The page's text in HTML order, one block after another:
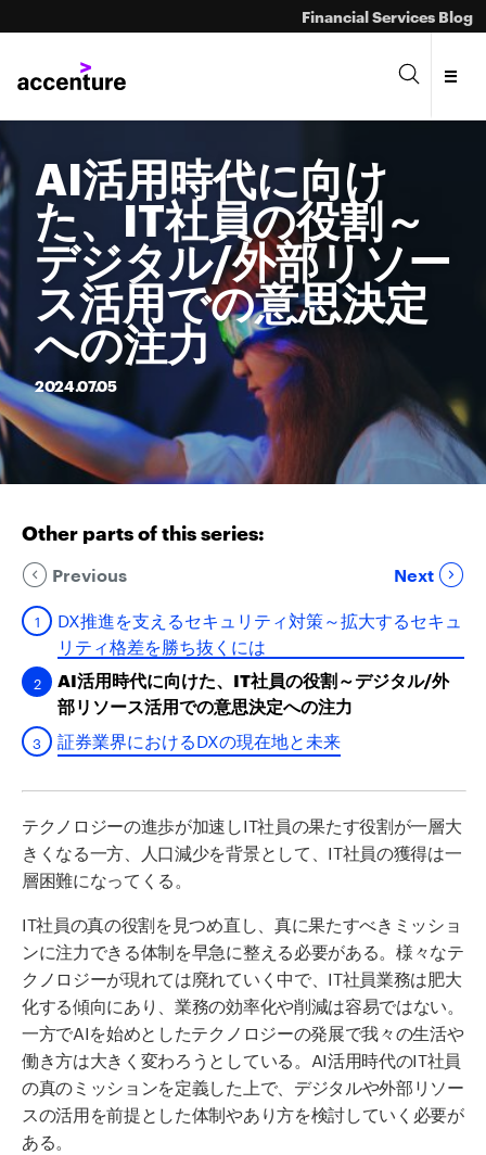
Financial Services Blog
AI活用時代に向け
た、IT社員の役割～
デジタル/外部リソー
ス活用での意思決定
への注力
2024.07.05
Other parts of this series:
Previous Next
DX推進を支えるセキュリティ対策～拡大するセキュ
リティ格差を勝ち抜くには
AI活用時代に向けた、IT社員の役割～デジタル/外
部リソース活用での意思決定への注力
証券業界におけるDXの現在地と未来
テクノロジーの進歩が加速しIT社員の果たす役割が一層大
きくなる一方、人口減少を背景として、IT社員の獲得は一
層困難になってくる。
IT社員の真の役割を見つめ直し、真に果たすべきミッショ
ンに注力できる体制を早急に整える必要がある。様々なテ
クノロジーが現れては廃れていく中で、IT社員業務は肥大
化する傾向にあり、業務の効率化や削減は容易ではない。
一方でAIを始めとしたテクノロジーの発展で我々の生活や
働き方は大きく変わろうとしている。AI活用時代のIT社員
の真のミッションを定義した上で、デジタルや外部リソー
スの活用を前提とした体制やあり方を検討していく必要が
ある。